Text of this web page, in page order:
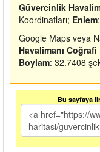
Güvercinlik
Koordinatları; Enlem
Google Maps veya
Havalimanı
Boylam: 32.7408
Bu sayfaya